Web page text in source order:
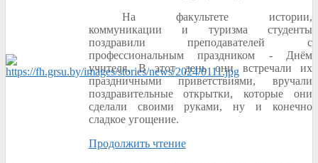
На факультете истории,
коммуникации и туризма студенты
поздравили преподавателей с
профессиональным праздником - Днём
учителя. В этот день они встречали их
праздничными приветствиями, вручали
поздравительные открытки, которые они
сделали своими руками, ну и конечно
сладкое угощение.
Продолжить чтение